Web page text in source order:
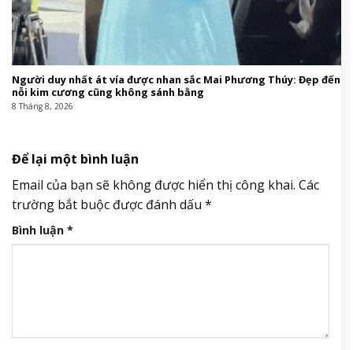
Người duy nhất át vía được nhan sắc Mai Phương Thúy: Đẹp đến
nỗi kim cương cũng không sánh bằng
8 Tháng 8, 2026
Để lại một bình luận
Email của bạn sẽ không được hiển thị công khai. Các
trường bắt buộc được đánh dấu *
Bình luận *